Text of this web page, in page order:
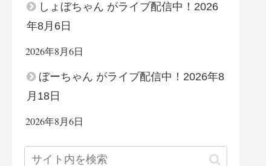
しょぼちゃん がライブ配信中！2026
年8月6日
2026年8月6日
ぼーちゃん がライブ配信中！2026年8
月18日
2026年8月6日